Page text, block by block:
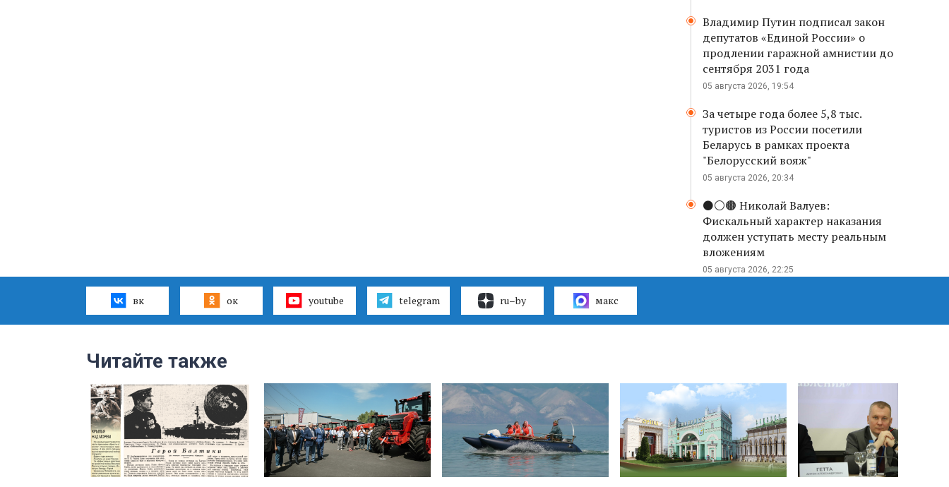
Владимир Путин подписал закон
депутатов «Единой России» о
продлении гаражной амнистии до
сентября 2031 года
05 августа 2026, 19:54
За четыре года более 5,8 тыс.
туристов из России посетили
Беларусь в рамках проекта
"Белорусский вояж"
05 августа 2026, 20:34
⚫️⚪️🟤 Николай Валуев:
Фискальный характер наказания
должен уступать месту реальным
вложениям
05 августа 2026, 22:25
вк ок youtube telegram ru–by макс
Читайте также